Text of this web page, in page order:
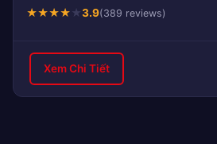
★★★★★3.9(389 reviews)
Xem Chi Tiết